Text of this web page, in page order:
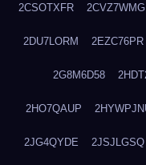
2CSOTXFR 2CVZ7WMG
2DU7LORM 2EZC76PR
2G8M6D58
2HO7QAUP
2JG4QYDE 2JSJLGSQ